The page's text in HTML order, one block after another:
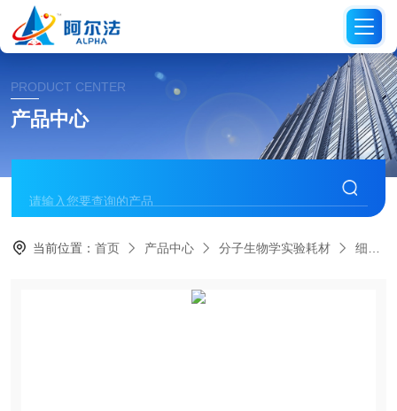
PRODUCT CENTER
产品中心
当前位置：首页 产品中心 分子生物学实验耗材 细胞培养容器耗材